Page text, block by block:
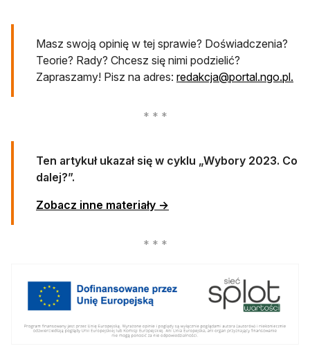
Masz swoją opinię w tej sprawie? Doświadczenia?
Teorie? Rady? Chcesz się nimi podzielić?
Zapraszamy! Pisz na adres: redakcja@portal.ngo.pl.
Ten artykuł ukazał się w cyklu „Wybory 2023. Co
dalej?”.
Zobacz inne materiały →